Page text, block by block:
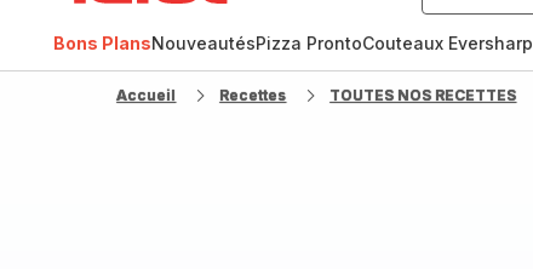
Bons PlansNouveautésPizza ProntoCouteaux Eversharp
Accueil Recettes TOUTES NOS RECETTES